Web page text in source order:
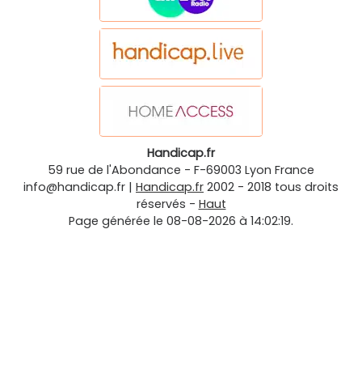
Handicap.fr
59 rue de l'Abondance - F-69003 Lyon France
info@handicap.fr | Handicap.fr 2002 - 2018 tous droits
réservés - Haut
Page générée le 08-08-2026 à 14:02:19.